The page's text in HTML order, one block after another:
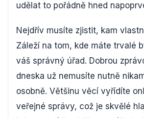
udělat to pořádně hned
Nejdřív musíte zjistit, kam
Záleží na tom, kde máte trvalé
váš správný úřad. Dobrou
dneska už nemusíte nutně
osobně. Většinu věcí vyřídíte
veřejné správy, což je skvělé